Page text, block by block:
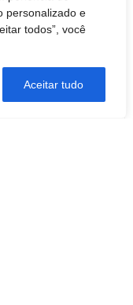
personalizado e
todos”, você
Aceitar tudo
Water Technologies,
dividendo trimestral